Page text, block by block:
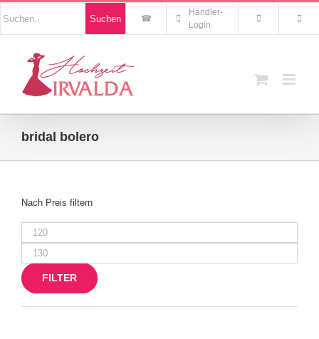
Zum
Inhalt
springen
Produkten
suchen
Suchen
Händler-
Login
bridal bolero
Nach Preis filtern
Min.
Preis
Max.
Preis
FILTER